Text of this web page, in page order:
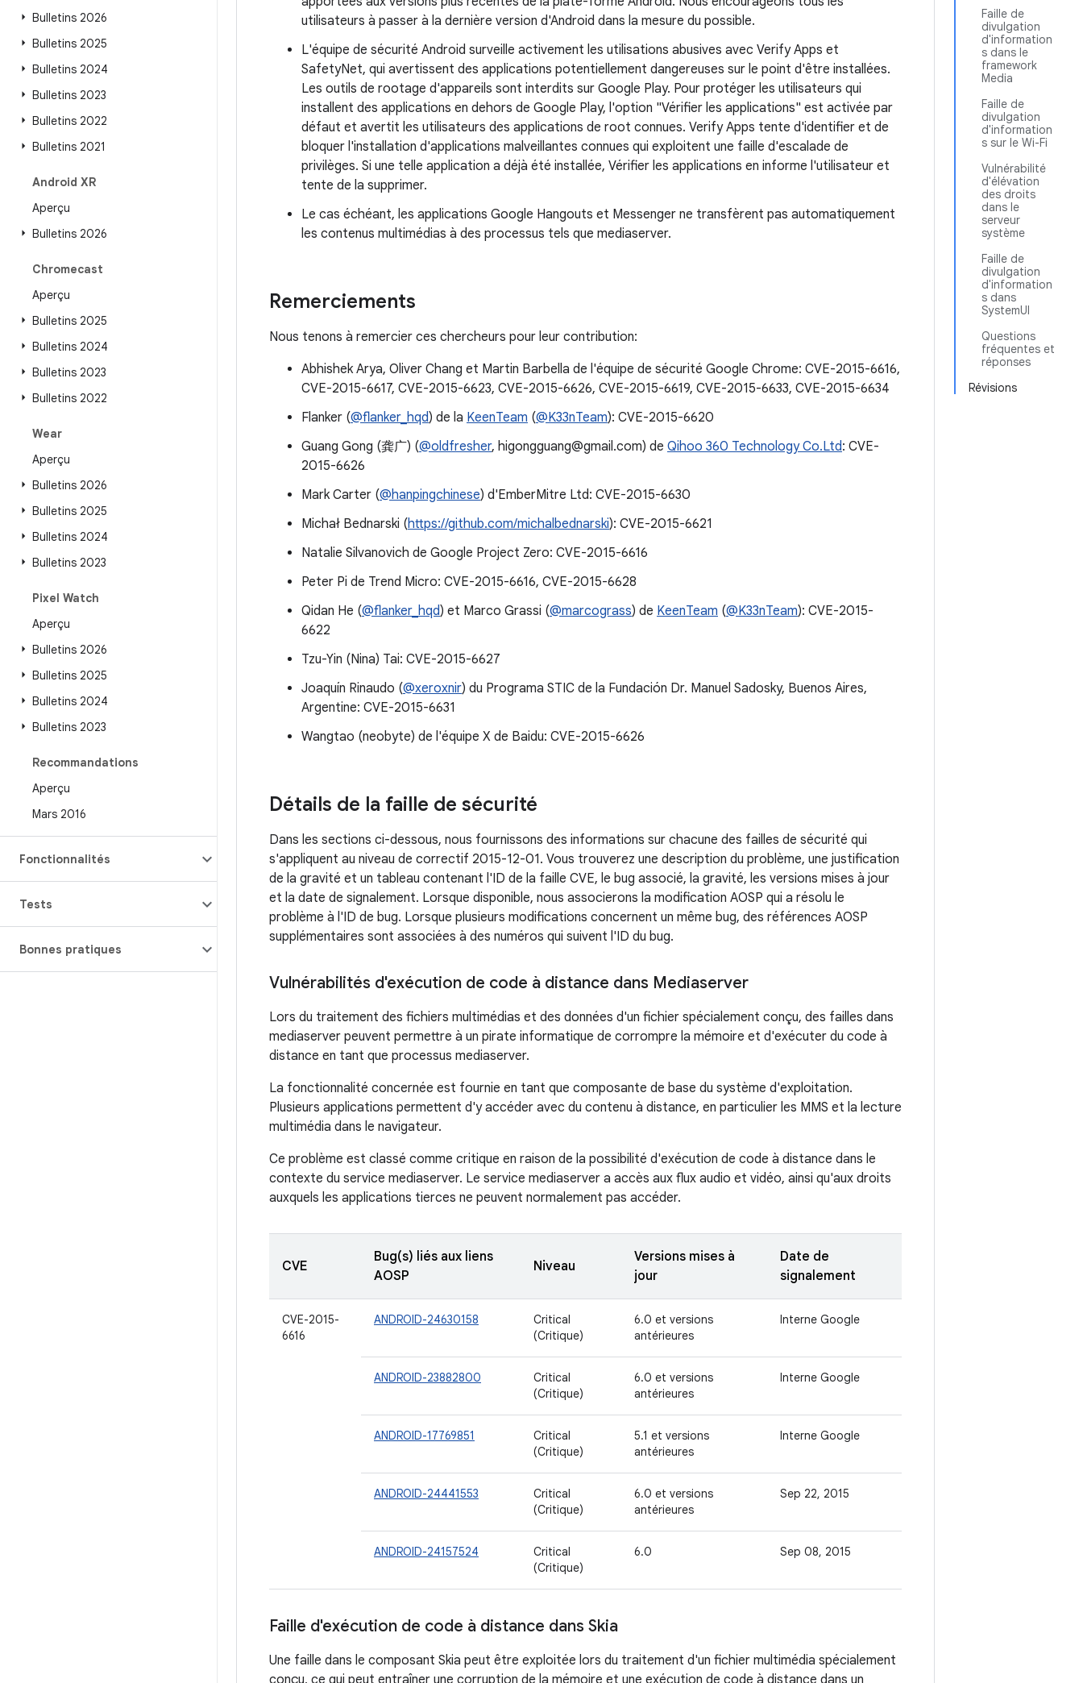
Bulletins 2026
Bulletins 2025
Bulletins 2024
Bulletins 2023
Bulletins 2022
Bulletins 2021
Android XR
Aperçu
Bulletins 2026
Chromecast
Aperçu
Bulletins 2025
Bulletins 2024
Bulletins 2023
Bulletins 2022
Wear
Aperçu
Bulletins 2026
Bulletins 2025
Bulletins 2024
Bulletins 2023
Pixel Watch
Aperçu
Bulletins 2026
Bulletins 2025
Bulletins 2024
Bulletins 2023
Recommandations
Aperçu
Mars 2016
Fonctionnalités
Tests
Bonnes pratiques
Faille de
divulgation
d'information
s dans le
framework
Media
Faille de
divulgation
d'information
s sur le Wi-Fi
Vulnérabilité
d'élévation
des droits
dans le
serveur
système
Faille de
divulgation
d'information
s dans
SystemUI
Questions
fréquentes et
réponses
Révisions
utilisateurs à passer à la dernière version d'Android dans la mesure du possible.
L'équipe de sécurité Android surveille activement les utilisations abusives avec Verify Apps et
SafetyNet, qui avertissent des applications potentiellement dangereuses sur le point d'être installées.
Les outils de rootage d'appareils sont interdits sur Google Play. Pour protéger les utilisateurs qui
installent des applications en dehors de Google Play, l'option "Vérifier les applications" est activée par
défaut et avertit les utilisateurs des applications de root connues. Verify Apps tente d'identifier et de
bloquer l'installation d'applications malveillantes connues qui exploitent une faille d'escalade de
privilèges. Si une telle application a déjà été installée, Vérifier les applications en informe l'utilisateur et
tente de la supprimer.
Le cas échéant, les applications Google Hangouts et Messenger ne transfèrent pas automatiquement
les contenus multimédias à des processus tels que mediaserver.
Remerciements
Nous tenons à remercier ces chercheurs pour leur contribution:
Abhishek Arya, Oliver Chang et Martin Barbella de l'équipe de sécurité Google Chrome: CVE-2015-6616,
CVE-2015-6617, CVE-2015-6623, CVE-2015-6626, CVE-2015-6619, CVE-2015-6633, CVE-2015-6634
Flanker (@flanker_hqd) de la KeenTeam (@K33nTeam): CVE-2015-6620
Guang Gong (龚广) (@oldfresher, higongguang@gmail.com) de Qihoo 360 Technology Co.Ltd: CVE-
2015-6626
Mark Carter (@hanpingchinese) d'EmberMitre Ltd: CVE-2015-6630
Michał Bednarski (https://github.com/michalbednarski): CVE-2015-6621
Natalie Silvanovich de Google Project Zero: CVE-2015-6616
Peter Pi de Trend Micro: CVE-2015-6616, CVE-2015-6628
Qidan He (@flanker_hqd) et Marco Grassi (@marcograss) de KeenTeam (@K33nTeam): CVE-2015-
6622
Tzu-Yin (Nina) Tai: CVE-2015-6627
Joaquín Rinaudo (@xeroxnir) du Programa STIC de la Fundación Dr. Manuel Sadosky, Buenos Aires,
Argentine: CVE-2015-6631
Wangtao (neobyte) de l'équipe X de Baidu: CVE-2015-6626
Détails de la faille de sécurité
Dans les sections ci-dessous, nous fournissons des informations sur chacune des failles de sécurité qui
s'appliquent au niveau de correctif 2015-12-01. Vous trouverez une description du problème, une justification
de la gravité et un tableau contenant l'ID de la faille CVE, le bug associé, la gravité, les versions mises à jour
et la date de signalement. Lorsque disponible, nous associerons la modification AOSP qui a résolu le
problème à l'ID de bug. Lorsque plusieurs modifications concernent un même bug, des références AOSP
supplémentaires sont associées à des numéros qui suivent l'ID du bug.
Vulnérabilités d'exécution de code à distance dans Mediaserver
Lors du traitement des fichiers multimédias et des données d'un fichier spécialement conçu, des failles dans
mediaserver peuvent permettre à un pirate informatique de corrompre la mémoire et d'exécuter du code à
distance en tant que processus mediaserver.
La fonctionnalité concernée est fournie en tant que composante de base du système d'exploitation.
Plusieurs applications permettent d'y accéder avec du contenu à distance, en particulier les MMS et la lecture
multimédia dans le navigateur.
Ce problème est classé comme critique en raison de la possibilité d'exécution de code à distance dans le
contexte du service mediaserver. Le service mediaserver a accès aux flux audio et vidéo, ainsi qu'aux droits
auxquels les applications tierces ne peuvent normalement pas accéder.
CVE
Bug(s) liés aux liens
AOSP
Niveau
Versions mises à
jour
Date de
signalement
CVE-2015-
6616
ANDROID-24630158
Critical
(Critique)
6.0 et versions
antérieures
Interne Google
ANDROID-23882800
Critical
(Critique)
6.0 et versions
antérieures
Interne Google
ANDROID-17769851
Critical
(Critique)
5.1 et versions
antérieures
Interne Google
ANDROID-24441553
Critical
(Critique)
6.0 et versions
antérieures
Sep 22, 2015
ANDROID-24157524
Critical
(Critique)
6.0 Sep 08, 2015
Faille d'exécution de code à distance dans Skia
Une faille dans le composant Skia peut être exploitée lors du traitement d'un fichier multimédia spécialement
conçu, ce qui peut entraîner une corruption de la mémoire et une exécution de code à distance dans un